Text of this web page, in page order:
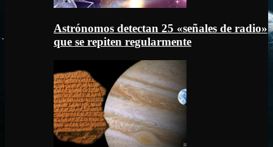
Astrónomos detectan 25 «señales de radio»
que se repiten regularmente